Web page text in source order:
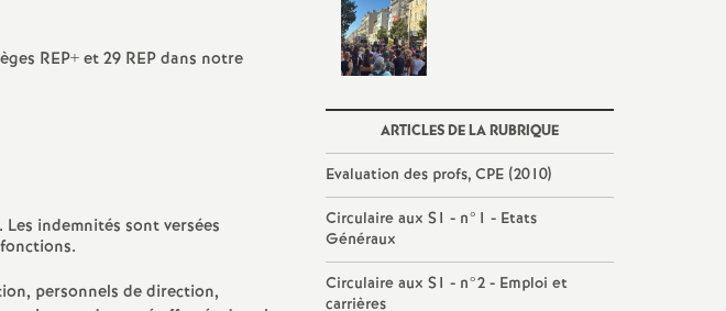
REP+ et 29 REP dans notre
indemnités sont versées
personnels de direction,
ARTICLES DE LA RUBRIQUE
Evaluation des profs, CPE (2010)
Circulaire aux S1 - n°1 - Etats
Généraux
Circulaire aux S1 - n°2 - Emploi et
carrières